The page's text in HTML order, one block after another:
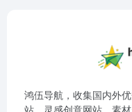
鸿伍导航，收集国内外
站、灵感创意网站、素